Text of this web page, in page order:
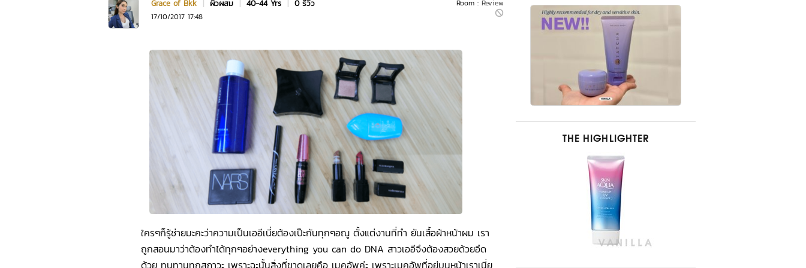
Room : Review
Grace of Bkk ผิวผสม 40-44 Yrs 0 รีวิว
17/10/2017 17:48
ใครๆก็รู้ช่ายมะคะว่าความเป็นเออีเนี่ยต้องเป๊ะกันทุกๆอณู ตั้งแต่งานที่ทำ ยันเสื้อผ้าหน้าผม เรา
ถูกสอนมาว่าต้องทำได้ทุกๆอย่างeverything you can do DNA สาวเออีจึงต้องสวยด้วยอึด
ด้วย ทนทานทุกสภาวะ เพราะฉะนั้นสิ่งที่ขาดเลยคือ เมคอัพค่ะ เพราะเมคอัพที่อยู่บนหน้าเราเนี่ย
THE HIGHLIGHTER